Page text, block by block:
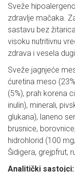
Sveže
zdravlje mačaka.
sastavu bez
visoku nutritivnu
zdrava i vesela
Sveže jagnjeće
ćuretina meso
(5%), prah korena
inulin), minerali,
glukana), laneno
brusnice,
hidrohlorid (100
Šidigera, grejpfrut,
Analitički sastojci: